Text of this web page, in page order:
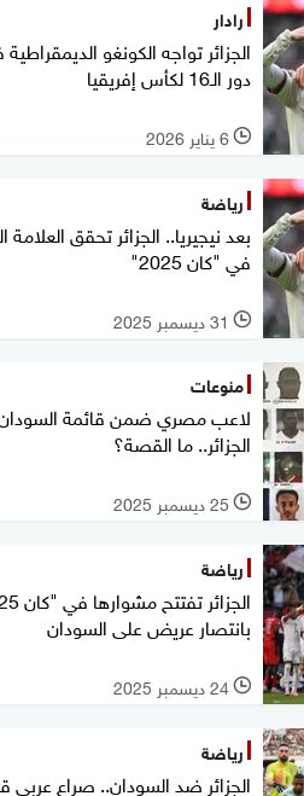
رادار
الجزائر تواجه الكونغو
دور الـ16 لكأس إفريقيا
l 6 يناير 2026
رياضة
بعد نيجيريا.. الجزائر تحقق العلامة
في "كان 2025"
l 31 ديسمبر 2025
منوعات
لاعب مصري ضمن قائمة
الجزائر.. ما القصة؟
l 25 ديسمبر 2025
رياضة
بانتصار عريض على السودان
l 24 ديسمبر 2025
رياضة
الجزائر ضد السودان.. صراع عربي